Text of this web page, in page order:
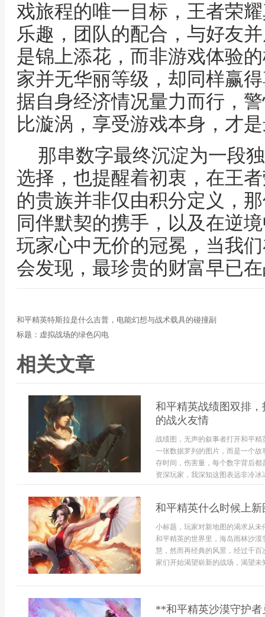
戏旅程的唯一目标，王者荣
乐趣，团队的配合，与好友
是锦上添花，而非游戏体验
家并无华丽等级，却同样赢
据自身经济情况量力而行，
比漩涡，享受游戏本身，才
那串数字最终沉淀为一段
选择，也提醒着初衷，在王
的贵族并非仅由积分定义，
同伴默契的携手，以及在逆
玩家心中无价的冠冕，当我
会发现，最珍贵的财富早已
和平精英特斯拉是什么吉普，电能幻想与战术载具的碰撞副
标题：虚拟战场的绿色闪电
相关文章
和平精英战绩图双排
的战火友情
战绩图，无声的叙事者打开和平
一张数据罗列的图片，而是一个
存时间，伤害量，每个数字背后
资深玩家，我深知这图表远非冷
和平精英什么时候上
小标题，玩家对新地图的渴求从
和平精英的世界里，海岛雨林沙
慧，然而再经典的风景，经过千
家们开始渴望崭新的战场，渴望
**和平精英沙漠守护